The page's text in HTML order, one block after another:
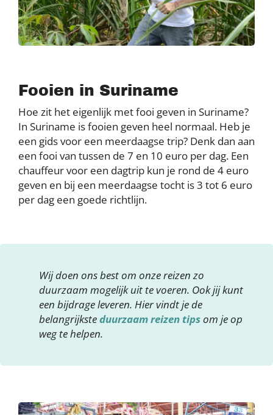
Fooien in Suriname
Hoe zit het eigenlijk met fooi geven in Suriname?
In Suriname is fooien geven heel normaal. Heb je
een gids voor een meerdaagse trip? Denk dan aan
een fooi van tussen de 7 en 10 euro per dag. Een
chauffeur voor een dagtrip kun je rond de 4 euro
geven en bij een meerdaagse tocht is 3 tot 6 euro
per dag een goede richtlijn.
Wij doen ons best om onze reizen zo
duurzaam mogelijk uit te voeren. Ook jij kunt
een bijdrage leveren. Hier vindt je de
belangrijksteduurzaam reizen tipsom je op
weg te helpen.